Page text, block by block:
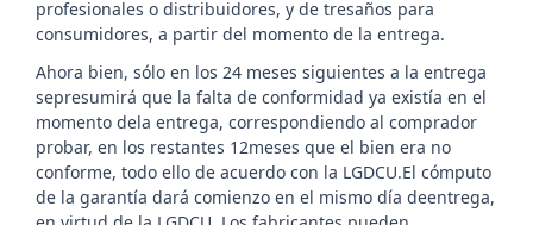
profesionales o distribuidores, y de tresaños para
consumidores, a partir del momento de la entrega.
Ahora bien, sólo en los 24 meses siguientes a la entrega
sepresumirá que la falta de conformidad ya existía en el
momento dela entrega, correspondiendo al comprador
probar, en los restantes 12meses que el bien era no
conforme, todo ello de acuerdo con la LGDCU.El cómputo
de la garantía dará comienzo en el mismo día deentrega,